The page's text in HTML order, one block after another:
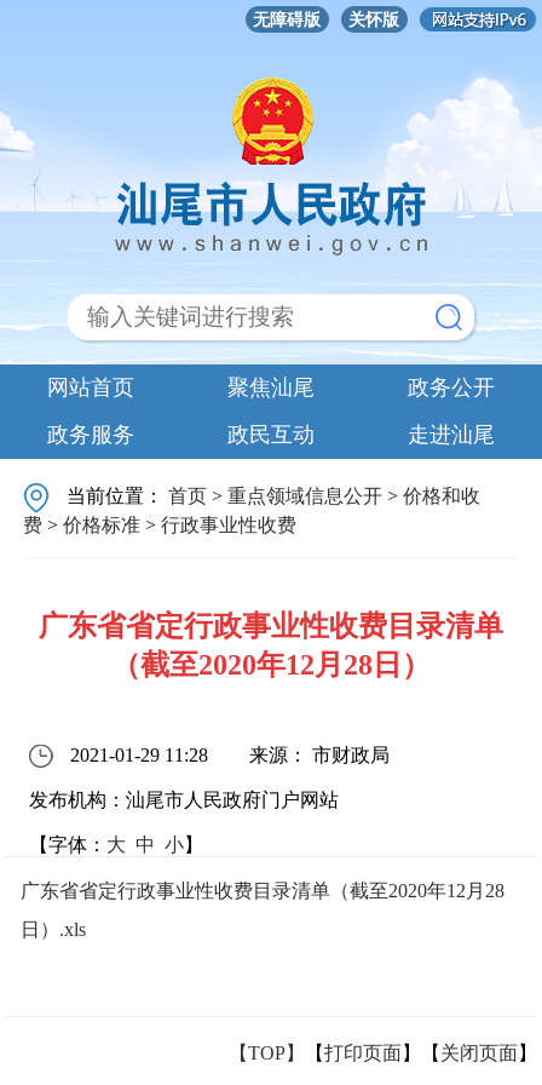
无障碍版 关怀版
网站首页 聚焦汕尾
政务公开
政务服务
政民互动 走进汕尾
当前位置：首页 >重点领域信息公开 >价格和收
费 >价格标准 >行政事业性收费
广东省省定行政事业性收费目录清单
（截至2020年12月28日）
2021-01-29 11:28 来源： 市财政局
发布机构：汕尾市人民政府门户网站
【字体： 大 中 小】
广东省省定行政事业性收费目录清单（截至2020年12月28
日）.xls
【TOP】 【打印页面】【 关闭页面】